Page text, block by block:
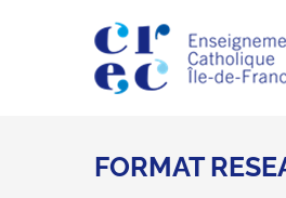
FORMAT